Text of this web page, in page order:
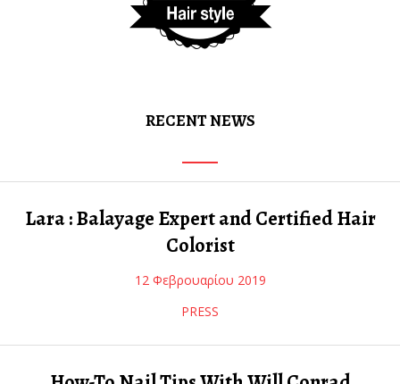
RECENT NEWS
Lara : Balayage Expert and Certified Hair
Colorist
12 Φεβρουαρίου 2019
PRESS